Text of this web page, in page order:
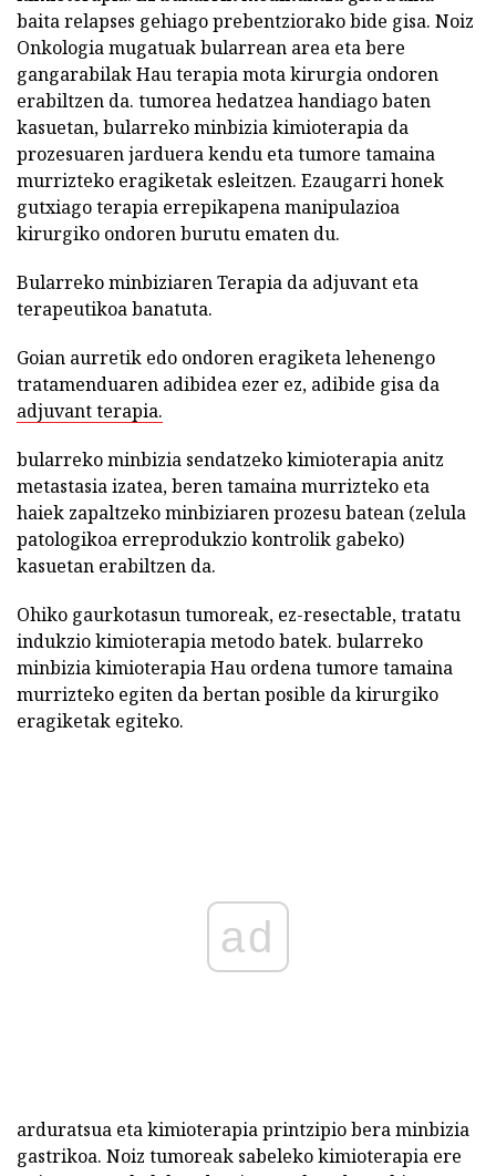
baita relapses gehiago prebentziorako bide gisa. Noiz
Onkologia mugatuak bularrean area eta bere
gangarabilak Hau terapia mota kirurgia ondoren
erabiltzen da. tumorea hedatzea handiago baten
kasuetan, bularreko minbizia kimioterapia da
prozesuaren jarduera kendu eta tumore tamaina
murrizteko eragiketak esleitzen. Ezaugarri honek
gutxiago terapia errepikapena manipulazioa
kirurgiko ondoren burutu ematen du.
Bularreko minbiziaren Terapia da adjuvant eta
terapeutikoa banatuta.
Goian aurretik edo ondoren eragiketa lehenengo
tratamenduaren adibidea ezer ez, adibide gisa da
adjuvant terapia.
bularreko minbizia sendatzeko kimioterapia anitz
metastasia izatea, beren tamaina murrizteko eta
haiek zapaltzeko minbiziaren prozesu batean (zelula
patologikoa erreprodukzio kontrolik gabeko)
kasuetan erabiltzen da.
Ohiko gaurkotasun tumoreak, ez-resectable, tratatu
indukzio kimioterapia metodo batek. bularreko
minbizia kimioterapia Hau ordena tumore tamaina
murrizteko egiten da bertan posible da kirurgiko
eragiketak egiteko.
ad
arduratsua eta kimioterapia printzipio bera minbizia
gastrikoa. Noiz tumoreak sabeleko kimioterapia ere